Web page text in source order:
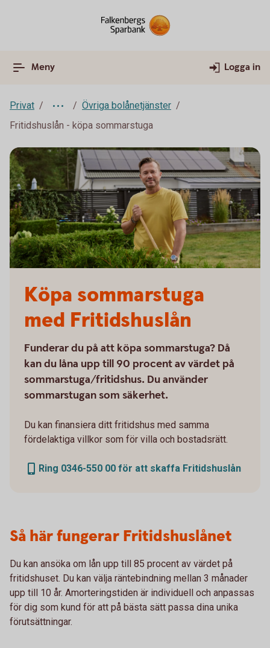
Meny Logga in
Privat
Övriga bolånetjänster
Fritidshuslån - köpa sommarstuga
Köpa sommarstuga
med Fritidshuslån
Funderar du på att köpa sommarstuga? Då
kan du låna upp till 90 procent av värdet på
sommarstuga/fritidshus. Du använder
sommarstugan som säkerhet.
Du kan finansiera ditt fritidshus med samma
fördelaktiga villkor som för villa och bostadsrätt.
Ring 0346-550 00 för att skaffa Fritidshuslån
Så här fungerar Fritidshuslånet
Du kan ansöka om lån upp till 85 procent av värdet på
fritidshuset. Du kan välja räntebindning mellan 3 månader
upp till 10 år. Amorteringstiden är individuell och anpassas
för dig som kund för att på bästa sätt passa dina unika
förutsättningar.